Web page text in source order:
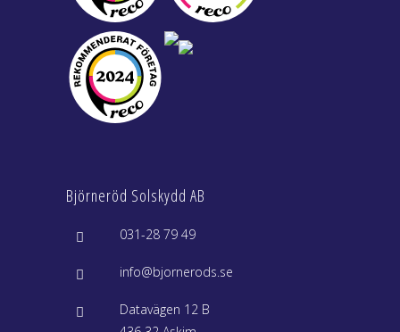
Björneröd Solskydd AB
031-28 79 49
info@bjornerods.se
Datavägen 12 B